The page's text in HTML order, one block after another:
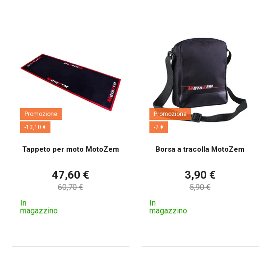
Promozione
-13,10 €
Tappeto per moto MotoZem
47,60 €
60,70 €
In
magazzino
Promozione
-2 €
Borsa a tracolla MotoZem
3,90 €
5,90 €
In
magazzino